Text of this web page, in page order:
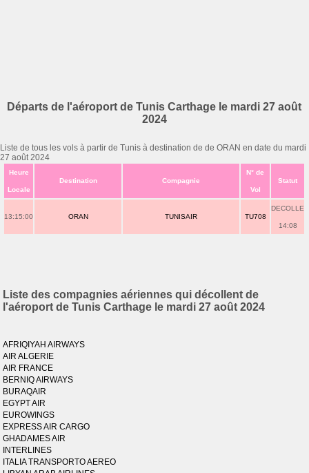
Départs de l'aéroport de Tunis Carthage le mardi 27 août
2024
Liste de tous les vols à partir de Tunis à destination de de ORAN en date du mardi
27 août 2024
Heure
Locale
Destination Compagnie
N° de
Vol
Statut
13:15:00 ORAN TUNISAIR TU708
DECOLLE
14:08
Liste des compagnies aériennes qui décollent de
l'aéroport de Tunis Carthage le mardi 27 août 2024
AFRIQIYAH AIRWAYS
AIR ALGERIE
AIR FRANCE
BERNIQ AIRWAYS
BURAQAIR
EGYPT AIR
EUROWINGS
EXPRESS AIR CARGO
GHADAMES AIR
INTERLINES
ITALIA TRANSPORTO AEREO